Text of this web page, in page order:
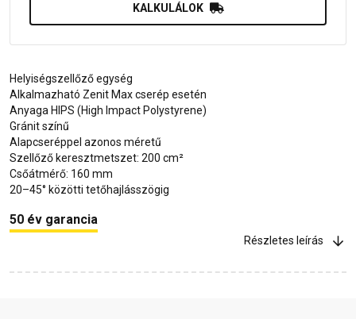
KALKULÁLOK
Helyiségszellőző egység
Alkalmazható Zenit Max cserép esetén
Anyaga HIPS (High Impact Polystyrene)
Gránit színű
Alapcseréppel azonos méretű
Szellőző keresztmetszet: 200 cm²
Csőátmérő: 160 mm
20–45° közötti tetőhajlásszögig
50 év garancia
Részletes leírás